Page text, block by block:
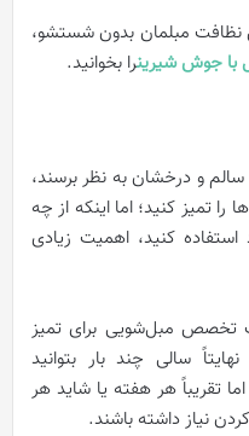
مبلمان بدون شستشو،
با جوش شيرينرا بخوانید.
و درخشان به نظر برسند،
تمیز کنید؛ اما اینکه از چه
کنید، اهمیت زیادی
تخصص‌ مبل‌شویی برای تمیز
سالی چند بار بتوانید
تقریباً هر هفته یا شاید هر
نیاز داشته باشند.